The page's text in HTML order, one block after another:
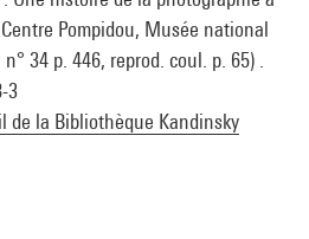
Pompidou, Musée national
34 p. 446, reprod. coul. p. 65) .
3
de la Bibliothèque Kandinsky